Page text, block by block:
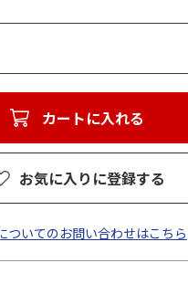
カートに入れる
お気に入りに登録する
ついてのお問い合わせはこちら